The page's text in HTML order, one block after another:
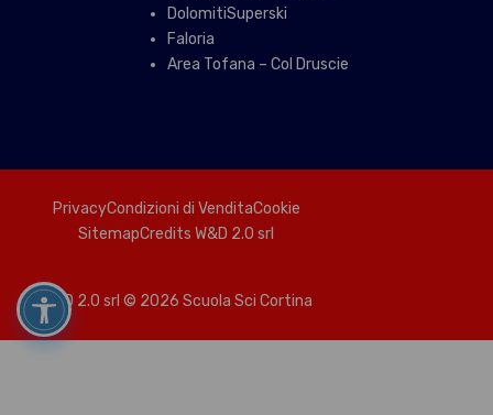
DolomitiSuperski
Faloria
Area Tofana – Col Druscie
PrivacyCondizioni di VenditaCookie
SitemapCredits W&D 2.0 srl
W&D 2.0 srl © 2026 Scuola Sci Cortina